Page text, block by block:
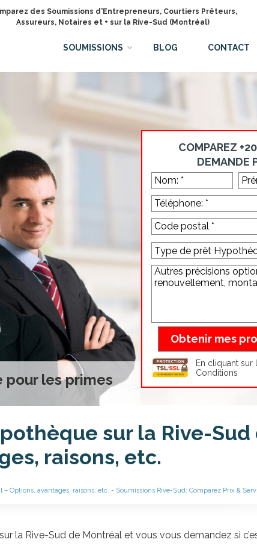
des Soumissions d'Entrepreneurs, Courtiers Prêteurs,
Assureurs, Notaires et + sur la Rive-Sud (Montréal)
SOUMISSIONS BLOG CONTACT
les primes
COMPAREZ
DEMANDE
En cliquant sur
Conditions
sur la Rive-
raisons, etc.
Options, avantages, raisons, etc. - Soumissions Rive-Sud: Comparez Prix &
la Rive-Sud de Montréal et vous vous demandez si